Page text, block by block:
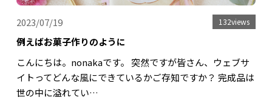
例えばお菓子作りのように
2023/07/19 132views
こんにちは。nonakaです。 突然ですが皆さん、ウェブサ
イトってどんな風にできているかご存知ですか？ 完成品は
世の中に溢れてい…